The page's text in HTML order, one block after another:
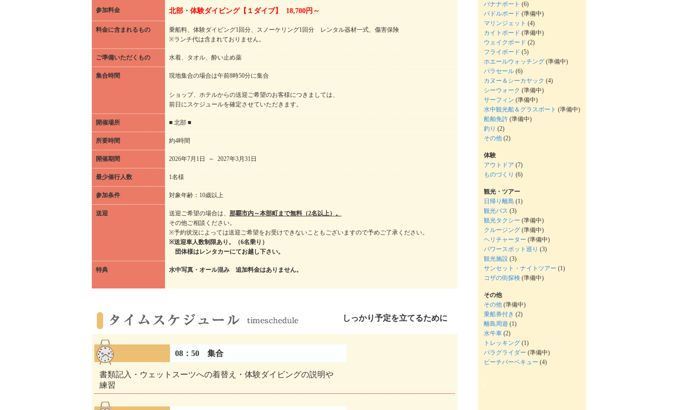
参加料金 北部・体験ダイビング【１ダイブ】 18,700円～
料金に含まれるもの
乗船料、体験ダイビング1回分、スノーケリング1回分 レンタル器材一式、傷害保険
※ランチ代は含まれておりません。
ご準備いただくもの 水着、タオル、酔い止め薬
集合時間 現地集合の場合は午前8時50分に集合
ショップ、ホテルからの送迎ご希望のお客様につきましては、
前日にスケジュールを確定させていただきます。
開催場所 ■ 北部 ■
所要時間 約4時間
開催期間 2026年7月1日 ～ 2027年3月31日
最少催行人数 1名様
参加条件 対象年齢：10歳以上
送迎 送迎ご希望の場合は、 那覇市内～本部町まで無料（2名以上）。
その他ご相談ください。
※予約状況によっては送迎ご希望をお受けできないこともございますので予めご了承ください。
※​送迎車人数制限あり。（6名乗り）
団体様はレンタカーにてお越し下さい。
特典 水中写真・オール混み 追加料金はありません。
しっかり予定を立てるために
08：50 集合
書類記入・ウェットスーツへの着替え・体験ダイビングの説明や
練習
バナナボート (6)
パドルボード (準備中)
マリンジェット (4)
カイトボード (準備中)
ウェイクボード (2)
フライボード (5)
ホエールウォッチング (準備中)
パラセール (6)
カヌー＆シーカヤック (4)
シーウォーク (準備中)
サーフィン (準備中)
水中観光船＆グラスボート (準備中)
船舶免許 (準備中)
釣り (2)
その他 (2)
体験
アウトドア (7)
ものづくり (6)
観光・ツアー
日帰り離島 (1)
観光バス (3)
観光タクシー (準備中)
クルージング (準備中)
ヘリチャーター (準備中)
パワースポット巡り (3)
観光施設 (3)
サンセット・ナイトツアー (1)
コザの街探検 (準備中)
その他
その他 (準備中)
乗船券付き (2)
離島周遊 (1)
水牛車 (2)
トレッキング (1)
パラグライダー (準備中)
ビーチバーベキュー (4)